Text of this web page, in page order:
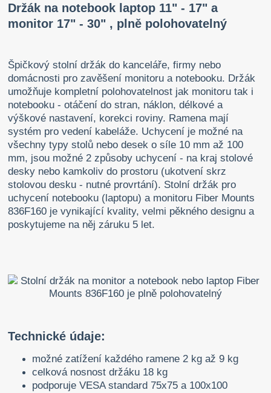
Držák na notebook laptop 11" - 17" a
monitor 17" - 30" , plně polohovatelný
Špičkový stolní držák do kanceláře, firmy nebo
domácnosti pro zavěšení monitoru a notebooku. Držák
umožňuje kompletní polohovatelnost jak monitoru tak i
notebooku - otáčení do stran, náklon, délkové a
výškové nastavení, korekci roviny. Ramena mají
systém pro vedení kabeláže. Uchycení je možné na
všechny typy stolů nebo desek o síle 10 mm až 100
mm, jsou možné 2 způsoby uchycení - na kraj stolové
desky nebo kamkoliv do prostoru (ukotvení skrz
stolovou desku - nutné provrtání). Stolní držák pro
uchycení notebooku (laptopu) a monitoru Fiber Mounts
836F160 je vynikající kvality, velmi pěkného designu a
poskytujeme na něj záruku 5 let.
Technické údaje:
možné zatížení každého ramene 2 kg až 9 kg
celková nosnost držáku 18 kg
podporuje VESA standard 75x75 a 100x100